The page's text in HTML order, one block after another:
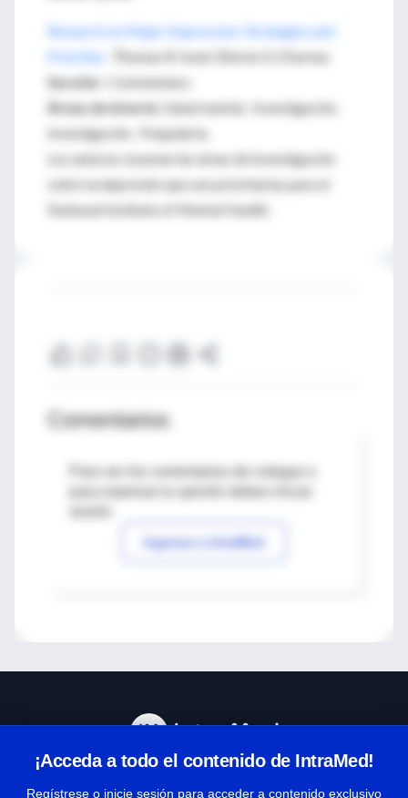
Research on Major Depression: Strategies and
Priorities
Thomas R. Insel; Dennis S. Charney
Sección
: Commentary
Áreas de interés : Salud mental. Investigación.
Investigación. Psiquiatría.
Los autores resumen las áreas de investigación
sobre la depresión que son prioritarias para el
National Institute of Mental Health.
Comentarios
Para ver los comentarios de colegas o
Ingresar a IntraMed
¡Acceda a todo el contenido de IntraMed!
Regístrese o inicie sesión para acceder a contenido exclusivo